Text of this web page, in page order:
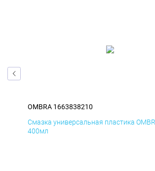
OMBRA 1663838210
Смазка универсальная пластика
400мл